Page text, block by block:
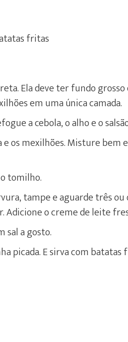
fritas
Ela deve ter fundo
em uma única camada.
a cebola, o alho e o
os mexilhões. Misture bem
tomilho.
tampe e aguarde três
o creme de leite
sal a gosto.
picada. E sirva com batatas